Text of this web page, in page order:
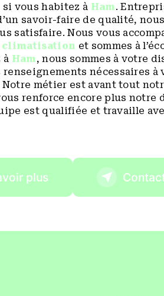
si vous habitez à Ham.
savoir-faire de qualité,
satisfaire. Nous vous
climatisation et sommes à
à Ham, nous sommes à votre
nécessaires à
Notre métier est avant tout
renforce encore plus notre
est qualifiée et travaille
plus